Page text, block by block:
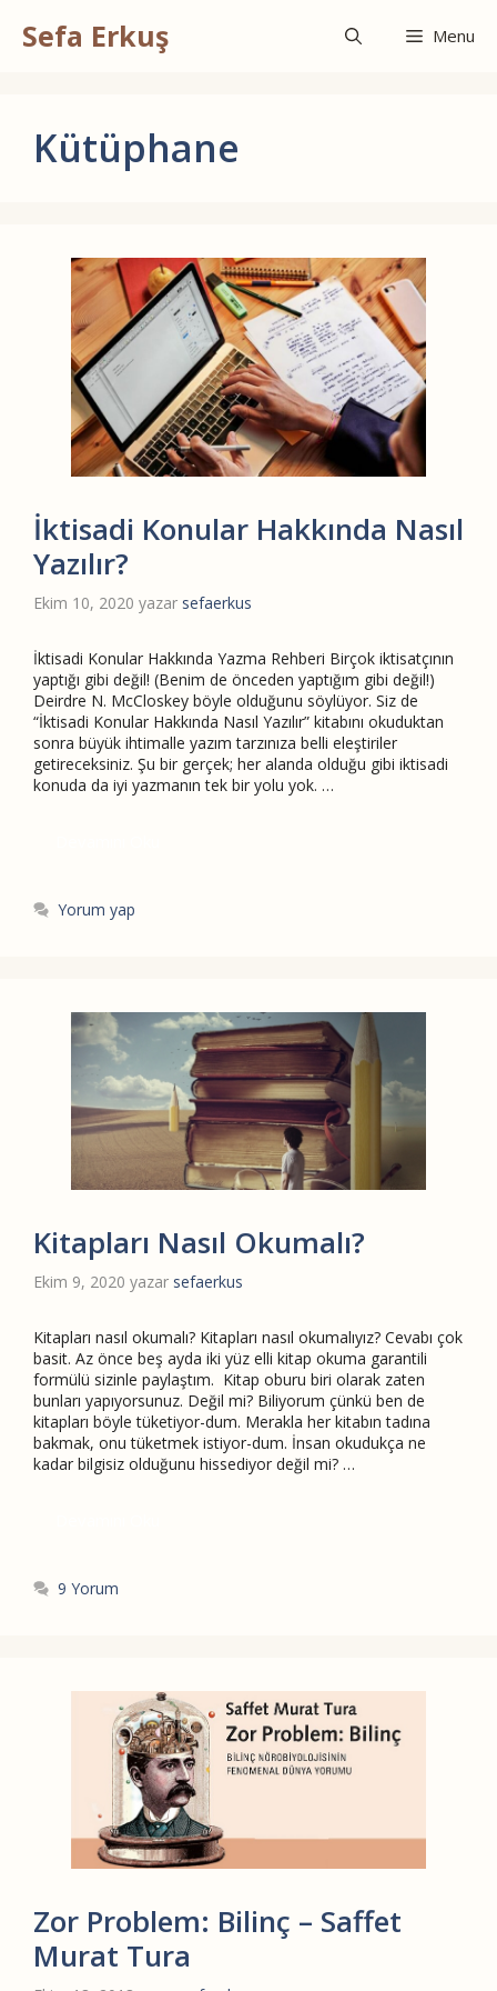
atlaSefa Erkuş Menu
Kütüphane
İktisadi Konular Hakkında Nasıl
Yazılır?
Ekim 10, 2020 yazar sefaerkus
İktisadi Konular Hakkında Yazma Rehberi Birçok iktisatçının
yaptığı gibi değil! (Benim de önceden yaptığım gibi değil!)
Deirdre N. McCloskey böyle olduğunu söylüyor. Siz de
“İktisadi Konular Hakkında Nasıl Yazılır” kitabını okuduktan
sonra büyük ihtimalle yazım tarzınıza belli eleştiriler
getireceksiniz. Şu bir gerçek; her alanda olduğu gibi iktisadi
konuda da iyi yazmanın tek bir yolu yok. …
Yorum yap
Kitapları Nasıl Okumalı?
Ekim 9, 2020 yazar sefaerkus
Kitapları nasıl okumalı? Kitapları nasıl okumalıyız? Cevabı çok
basit. Az önce beş ayda iki yüz elli kitap okuma garantili
formülü sizinle paylaştım. Kitap oburu biri olarak zaten
bunları yapıyorsunuz. Değil mi? Biliyorum çünkü ben de
kitapları böyle tüketiyor-dum. Merakla her kitabın tadına
bakmak, onu tüketmek istiyor-dum. İnsan okudukça ne
kadar bilgisiz olduğunu hissediyor değil mi? …
9 Yorum
Zor Problem: Bilinç – Saffet
Murat Tura